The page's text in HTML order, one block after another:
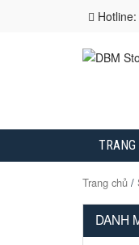
Hotline:
TRANG
Trang chủ /
DANH